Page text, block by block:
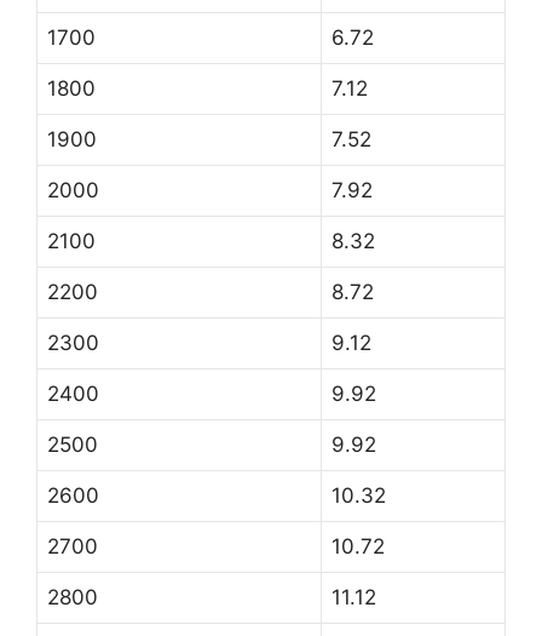
1700 6.72
1800 7.12
1900 7.52
2000 7.92
2100 8.32
2200 8.72
2300 9.12
2400 9.92
2500 9.92
2600 10.32
2700 10.72
2800 11.12